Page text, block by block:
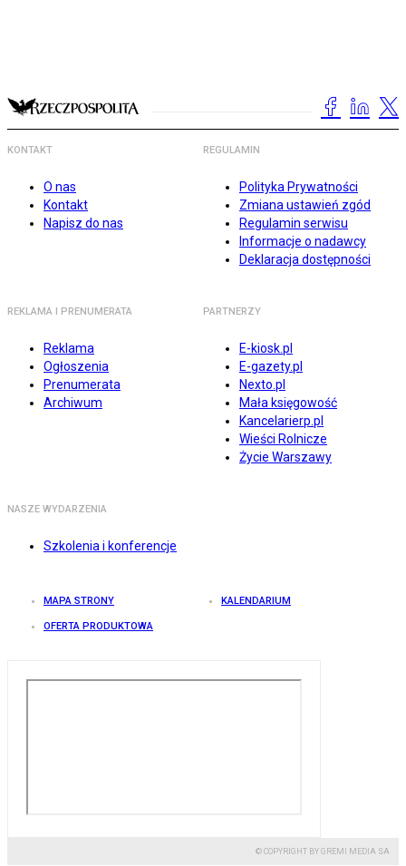
KONTAKT
O nas
Kontakt
Napisz do nas
REGULAMIN
Polityka Prywatności
Zmiana ustawień zgód
Regulamin serwisu
Informacje o nadawcy
Deklaracja dostępności
REKLAMA I PRENUMERATA
Reklama
Ogłoszenia
Prenumerata
Archiwum
PARTNERZY
E-kiosk.pl
E-gazety.pl
Nexto.pl
Mała księgowość
Kancelarierp.pl
Wieści Rolnicze
Życie Warszawy
NASZE WYDARZENIA
Szkolenia i konferencje
MAPA STRONY KALENDARIUM
OFERTA PRODUKTOWA
© COPYRIGHT BY GREMI MEDIA SA